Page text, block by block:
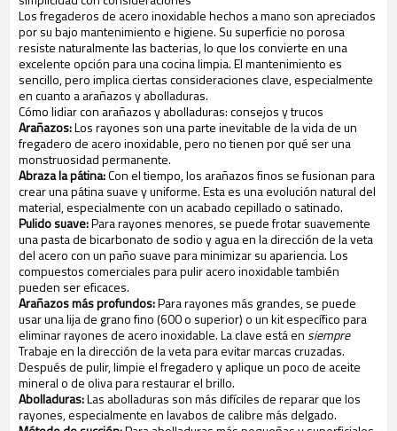
Los fregaderos de acero inoxidable hechos a mano son apreciados
por su bajo mantenimiento e higiene. Su superficie no porosa
resiste naturalmente las bacterias, lo que los convierte en una
excelente opción para una cocina limpia. El mantenimiento es
sencillo, pero implica ciertas consideraciones clave, especialmente
en cuanto a arañazos y abolladuras.
Cómo lidiar con arañazos y abolladuras: consejos y trucos
Arañazos:Los rayones son una parte inevitable de la vida de un
fregadero de acero inoxidable, pero no tienen por qué ser una
monstruosidad permanente.
Abraza la pátina:Con el tiempo, los arañazos finos se fusionan para
crear una pátina suave y uniforme. Esta es una evolución natural del
material, especialmente con un acabado cepillado o satinado.
Pulido suave:Para rayones menores, se puede frotar suavemente
una pasta de bicarbonato de sodio y agua en la dirección de la veta
del acero con un paño suave para minimizar su apariencia. Los
compuestos comerciales para pulir acero inoxidable también
pueden ser eficaces.
Arañazos más profundos:Para rayones más grandes, se puede
usar una lija de grano fino (600 o superior) o un kit específico para
eliminar rayones de acero inoxidable. La clave está en siempre
Trabaje en la dirección de la veta para evitar marcas cruzadas.
Después de pulir, limpie el fregadero y aplique un poco de aceite
mineral o de oliva para restaurar el brillo.
Abolladuras:Las abolladuras son más difíciles de reparar que los
rayones, especialmente en lavabos de calibre más delgado.